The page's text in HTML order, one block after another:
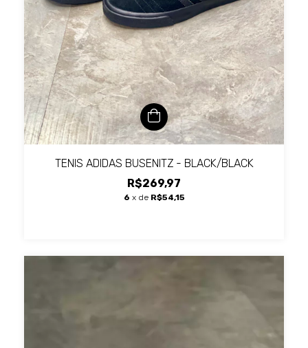
TENIS ADIDAS BUSENITZ - BLACK/BLACK
R$269,97
6 x de R$54,15